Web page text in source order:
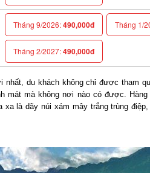
Tháng 9/2026:490,000đ Tháng 1/
Tháng 2/2027:490,000đ
nhất, du khách không chỉ được tham
mát mà không nơi nào có được. Hàng
là dãy núi xám mây trắng trùng điệp,